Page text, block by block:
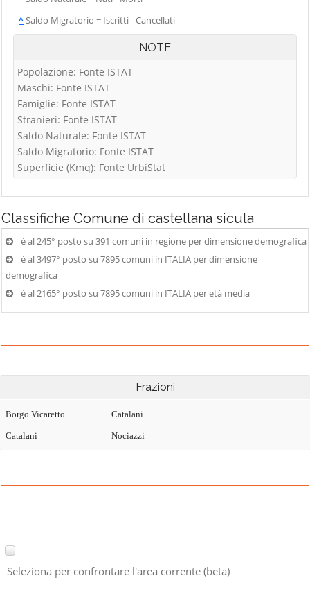
^Saldo Migratorio = Iscritti - Cancellati
NOTE
Popolazione: Fonte ISTAT
Maschi: Fonte ISTAT
Famiglie: Fonte ISTAT
Stranieri: Fonte ISTAT
Saldo Naturale: Fonte ISTAT
Saldo Migratorio: Fonte ISTAT
Superficie (Kmq): Fonte UrbiStat
Classifiche Comune di castellana sicula
è al 245° posto su 391 comuni in regione per dimensione demografica
è al 3497° posto su 7895 comuni in ITALIA per dimensione
demografica
è al 2165° posto su 7895 comuni in ITALIA per età media
Frazioni
Borgo Vicaretto Catalani
Catalani Nociazzi
Seleziona per confrontare l'area corrente (beta)